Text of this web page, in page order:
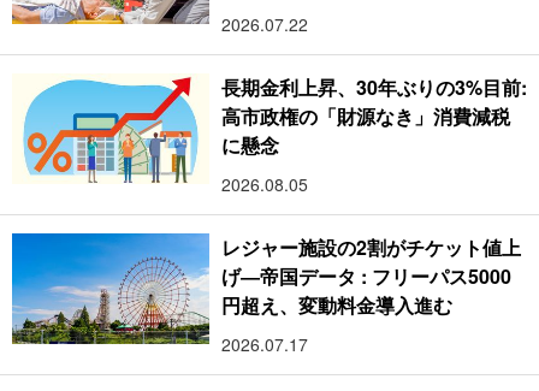
2026.07.22
長期金利上昇、30年ぶりの3%目前:
高市政権の「財源なき」消費減税
に懸念
2026.08.05
レジャー施設の2割がチケット値上
げ―帝国データ : フリーパス5000
円超え、変動料金導入進む
2026.07.17